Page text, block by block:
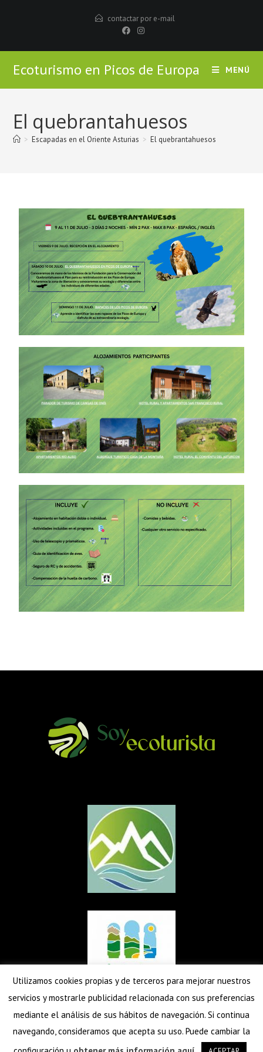
contactar por e-mail
Ecoturismo en Picos de Europa MENÚ
El quebrantahuesos
> Escapadas en el Oriente Asturias > El quebrantahuesos
Inicio Alojamientos Actividades Escapadas La Asociación
Utilizamos cookies propias y de terceros para mejorar nuestros
servicios y mostrarle publicidad relacionada con sus preferencias
mediante el análisis de sus hábitos de navegación. Si continua
navegando, consideramos que acepta su uso. Puede cambiar la